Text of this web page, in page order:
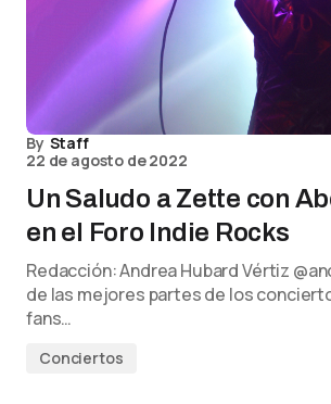
By Staff
22 de agosto de 2022
Un Saludo a Zette con
en el Foro Indie Rocks
Redacción: Andrea Hubard Vértiz
de las mejores partes de los
fans…
Conciertos